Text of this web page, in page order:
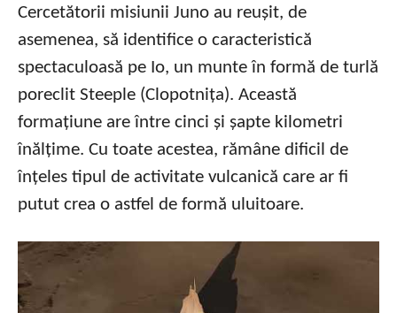
Cercetătorii misiunii Juno au reușit, de
asemenea, să identifice o caracteristică
spectaculoasă pe Io, un munte în formă de turlă
poreclit Steeple (Clopotnița). Această
formațiune are între cinci și șapte kilometri
înălțime. Cu toate acestea, rămâne dificil de
înțeles tipul de activitate vulcanică care ar fi
putut crea o astfel de formă uluitoare.